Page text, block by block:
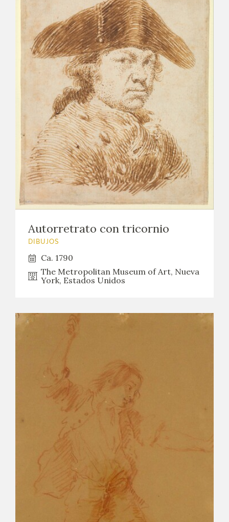
Autorretrato con tricornio
DIBUJOS
Ca. 1790
The Metropolitan Museum of Art, Nueva
York, Estados Unidos